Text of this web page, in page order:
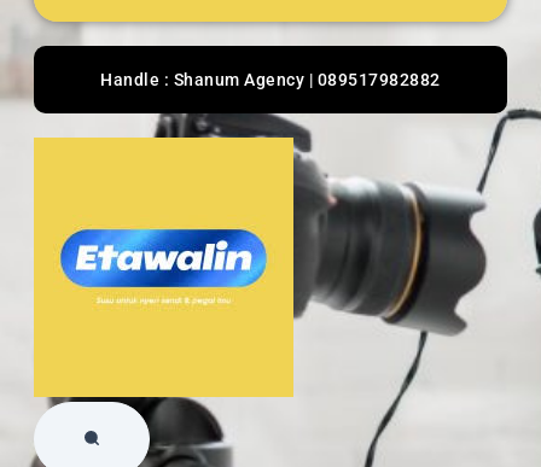
Handle : Shanum Agency | 089517982882